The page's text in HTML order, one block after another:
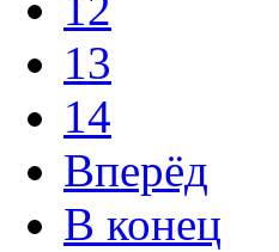
13
14
Вперёд
В конец